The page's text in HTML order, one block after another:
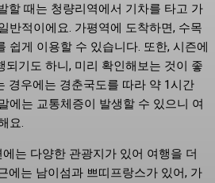
할 때는 청량리역에서 기차를 타고 가
반적이에요. 가평역에 도착하면, 수목
쉽게 이용할 수 있습니다. 또한, 시즌에
되기도 하니, 미리 확인해보는 것이 좋
경우에는 경춘국도를 따라 약 1시간
에는 교통체증이 발생할 수 있으니 여
요.
는 다양한 관광지가 있어 여행을 더
에는 남이섬과 쁘띠프랑스가 있어, 가